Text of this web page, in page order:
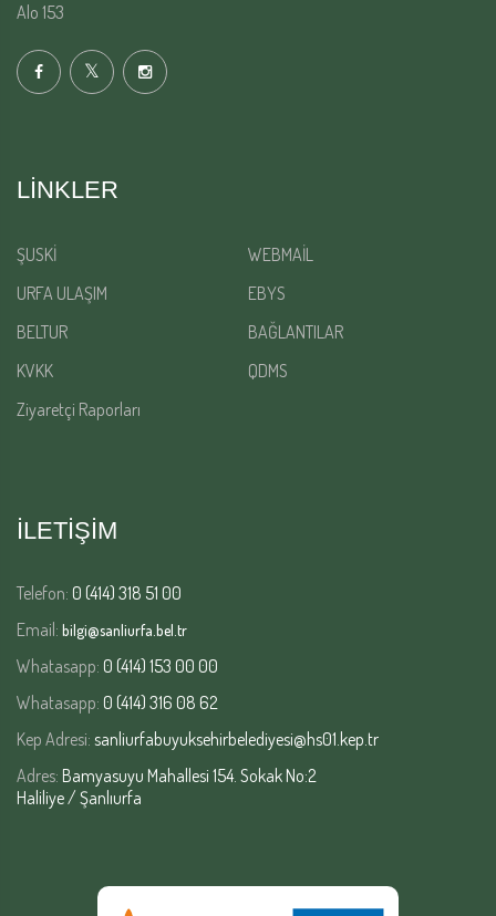
Alo 153
LINKLER
ŞUSKİ
WEBMAİL
URFA ULAŞIM
EBYS
BELTUR
BAĞLANTILAR
KVKK
QDMS
Ziyaretçi Raporları
İLETİŞİM
Telefon: 0 (414) 318 51 00
Email: bilgi@sanliurfa.bel.tr
Whatasapp: 0 (414) 153 00 00
Whatasapp: 0 (414) 316 08 62
Kep Adresi: sanliurfabuyuksehirbelediyesi@hs01.kep.tr
Adres: Bamyasuyu Mahallesi 154. Sokak No:2
Haliliye / Şanlıurfa